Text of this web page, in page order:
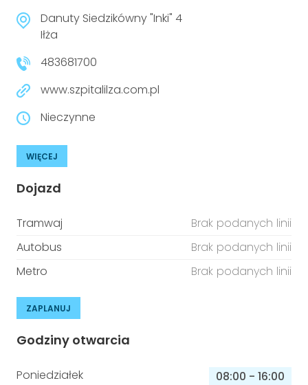
Danuty Siedzikówny "Inki" 4
Iłża
483681700
www.szpitalilza.com.pl
Nieczynne
WIĘCEJ
Dojazd
Tramwaj
Brak podanych linii
Autobus
Brak podanych linii
Metro
Brak podanych linii
ZAPLANUJ
Godziny otwarcia
Poniedziałek 08:00 - 16:00